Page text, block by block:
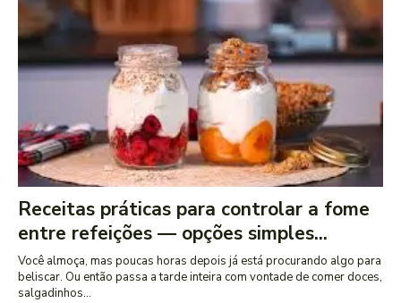
Receitas práticas para controlar a fome
entre refeições — opções simples...
Você almoça, mas poucas horas depois já está procurando algo para
beliscar. Ou então passa a tarde inteira com vontade de comer doces,
salgadinhos...